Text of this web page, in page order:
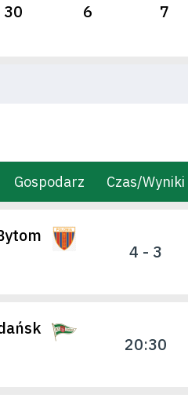
30 6 7
Gospodarz Czas/Wyniki
4 - 3
20:30